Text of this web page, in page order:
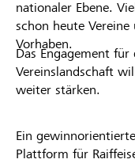
nationaler Ebene.
schon heute
Vorhaben.
Das Engagement
Vereinslandschaft
weiter stärken.
Ein
Plattform für